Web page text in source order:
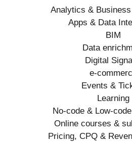
Analytics &
Apps & Data
BIM
Data
Digital
e-
Events &
Learning
No-code & Low-
Online courses &
Pricing, CPQ &